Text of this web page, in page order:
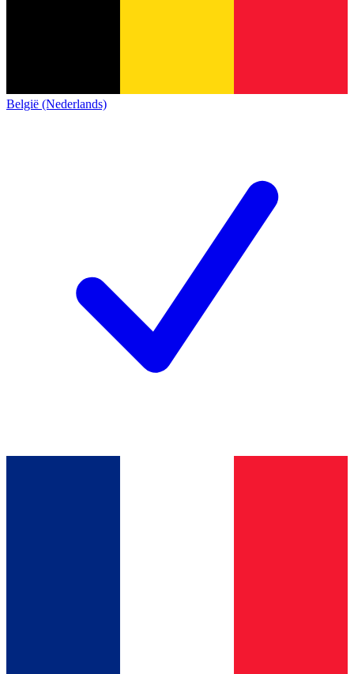
België (Nederlands)